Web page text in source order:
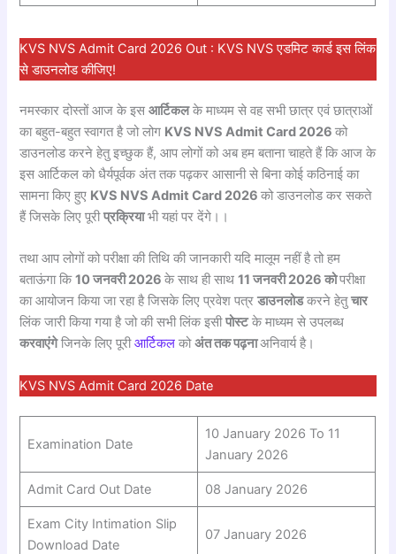
KVS NVS Admit Card 2026 Out : KVS NVS एडमिट कार्ड इस लिंक
से डाउनलोड कीजिए!
नमस्कार दोस्तों आज के इसआर्टिकलके माध्यम से वह सभी छात्र एवं छात्राओं
का बहुत-बहुत स्वागत है जो लोग KVS NVS Admit Card 2026को
डाउनलोड करने हेतु इच्छुक हैं, आप लोगों को अब हम बताना चाहते हैं कि आज के
इस आर्टिकल को धैर्यपूर्वक अंत तक पढ़कर आसानी से बिना कोई कठिनाई का
सामना किए हुए KVS NVS Admit Card 2026को डाउनलोड कर सकते
हैं जिसके लिए पूरीप्रक्रियाभी यहां पर देंगे।।
तथा आप लोगों को परीक्षा की तिथि की जानकारी यदि मालूम नहीं है तो हम
बताऊंगा कि10 जनवरी 2026के साथ ही साथ11 जनवरी 2026 कोपरीक्षा
का आयोजन किया जा रहा है जिसके लिए प्रवेश पत्रडाउनलोडकरने हेतुचार
लिंक जारी किया गया है जो की सभी लिंक इसीपोस्टके माध्यम से उपलब्ध
करवाएंगेजिनके लिए पूरीआर्टिकल कोअंत तक पढ़नाअनिवार्य है।
KVS NVS Admit Card 2026 Date
Examination Date
10 January 2026 To 11
January 2026
Admit Card Out Date 08 January 2026
Exam City Intimation Slip
Download Date
07 January 2026